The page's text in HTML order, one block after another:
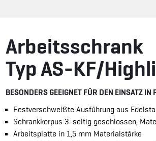
Arbeitsschrank
Typ AS-KF/
BESONDERS GEEIGNET FÜR DEN EINSATZ
Festverschweißte Ausführung aus
Schrankkorpus 3-seitig geschlossen,
Arbeitsplatte in 1,5 mm Materialstärke